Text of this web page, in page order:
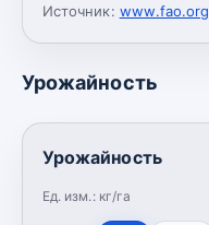
Источник: www.fao.org
Урожайность
Урожайность
Ед. изм.: кг/га